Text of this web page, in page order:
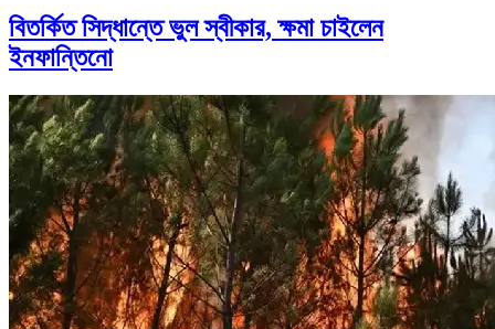
বিতর্কিত সিদ্ধান্তে ভুল স্বীকার, ক্ষমা চাইলেন
ইনফান্তিনো